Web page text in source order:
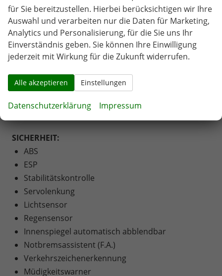
MULTIMEDIA UND KOMMUNIKATION:
Bordcomputer
Radio
DAB Receiver
Bluetooth
USB Anschluss
SICHERHEIT:
ABS
ESP
Stabilitätskontrolle
Servolenkung
Lichtsensor
Regensensor
Innenspiegel automatisch abblendbar
Notbremsassistent (F.A.)
Verkehrszeichenerkennung
Müdigkeitswarner
für Sie bereitzustellen. Hierbei berücksichtigen wir Ihre
Auswahl und verarbeiten nur die Daten für Marketing,
Analytics und Personalisierung, für die Sie uns Ihr
Einverständnis geben. Sie können Ihre Einwilligung
jederzeit mit Wirkung für die Zukunft widerrufen.
Alle akzeptieren Einstellungen
Datenschutzerklärung Impressum